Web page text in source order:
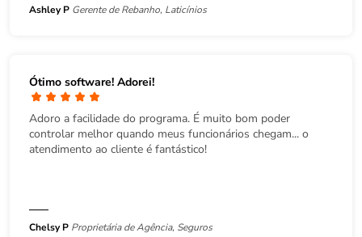
Ashley P Gerente de Rebanho, Laticínios
Ótimo software! Adorei!
Adoro a facilidade do programa. É muito bom poder
controlar melhor quando meus funcionários chegam... o
atendimento ao cliente é fantástico!
Chelsy P Proprietária de Agência, Seguros